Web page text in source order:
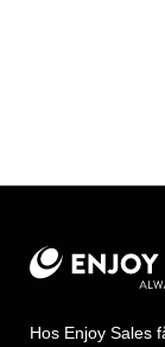
Hos Enjoy Sales